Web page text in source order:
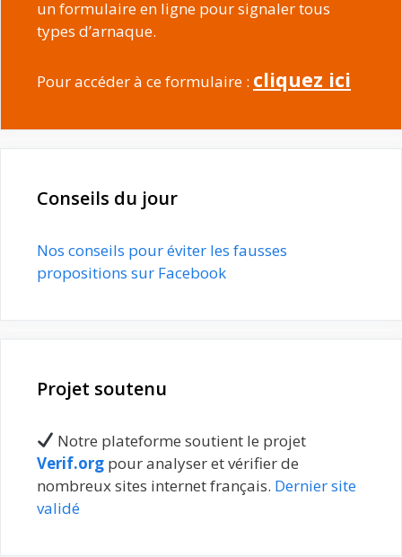
un formulaire en ligne pour signaler tous
types d’arnaque.
Pour accéder à ce formulaire : cliquez ici
Conseils du jour
Nos conseils pour éviter les fausses
propositions sur Facebook
Projet soutenu
Notre plateforme soutient le projet
Verif.org pour analyser et vérifier de
nombreux sites internet français. Dernier site
validé